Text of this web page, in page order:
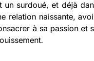
un surdoué, et déjà
relation naissante,
à sa passion et